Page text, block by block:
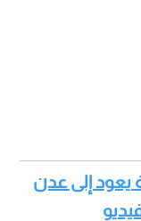
يعود إلى عدن